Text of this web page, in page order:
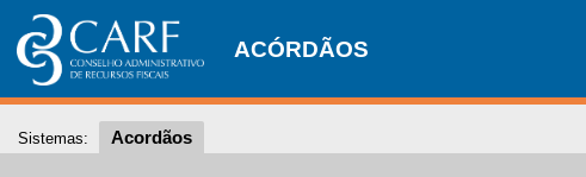
ACÓRDÃOS
Sistemas: Acordãos